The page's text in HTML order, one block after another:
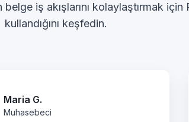
iş akışlarını kolaylaştırmak için
kullandığını keşfedin.
Maria G.
Muhasebeci